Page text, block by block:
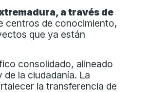
a través de
centros de conocimiento,
que ya están
consolidado, alineado
la ciudadanía. La
la transferencia de